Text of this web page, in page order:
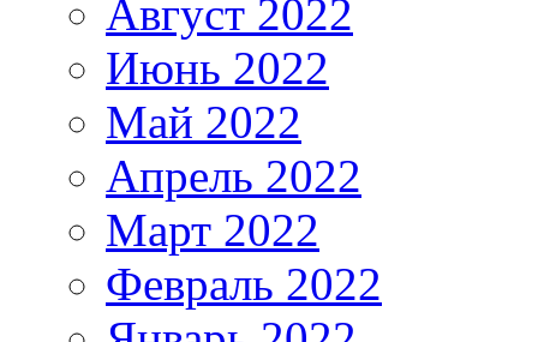
Август 2022
Июнь 2022
Май 2022
Апрель 2022
Март 2022
Февраль 2022